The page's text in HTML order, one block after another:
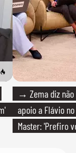
→ Zema diz
apoio a Flávio
Master: 'Prefiro